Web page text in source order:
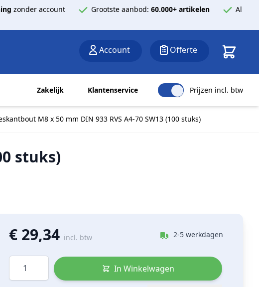
zonder account Grootste aanbod: 60.000+ artikelen
Al
Account Offerte
Zakelijk Klantenservice Prijzen incl. btw
M8 x 50 mm DIN 933 RVS A4-70 SW13 (100 stuks)
stuks)
€ 29,34 incl. btw 2-5 werkdagen
Aantal
In Winkelwagen